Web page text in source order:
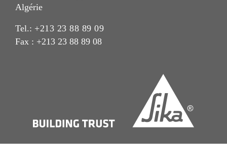
Algérie
Tel.: +213 23 88 89 09
Fax : +213 23 88 89 08